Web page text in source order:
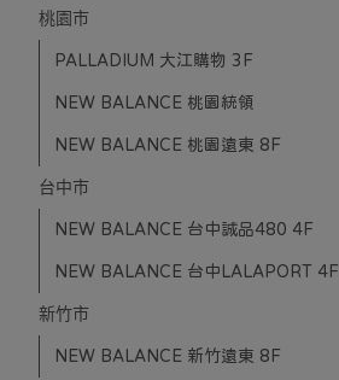
桃園市
PALLADIUM 大江購物 3F
NEW BALANCE 桃園統領
NEW BALANCE 桃園遠東 8F
台中市
NEW BALANCE 台中誠品480 4F
NEW BALANCE 台中LALAPORT 4F
新竹市
NEW BALANCE 新竹遠東 8F